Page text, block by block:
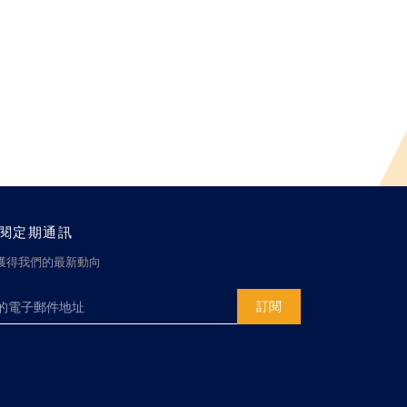
定期通訊
得我們的最新動向
訂閱